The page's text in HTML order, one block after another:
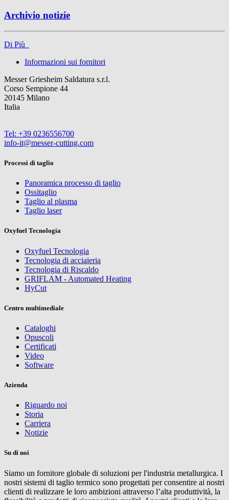
Archivio notizie
Di Più
Informazioni sui fornitori
Messer Griesheim Saldatura s.r.l.
Corso Sempione 44
20145 Milano
Italia
Tel: +39 0236556700
info-it@messer-cutting.com
Processi di taglio
Panoramica processo di taglio
Ossitaglio
Taglio al plasma
Taglio laser
Oxyfuel Tecnologia
Oxyfuel Tecnologia
Tecnologia di acciaieria
Tecnologia di Riscaldo
GRIFLAM - Automated Heating
HyCut
Centro multimediale
Cataloghi
Opuscoli
Certificati
Video
Software
Azienda
Riguardo noi
Storia
Carriera
Notizie
Su di noi
Siamo un fornitore globale di soluzioni per l'industria metallurgica. I
nostri sistemi di taglio termico sono progettati per consentire ai nostri
clienti di realizzare le loro ambizioni attraverso l’alta produttività, la